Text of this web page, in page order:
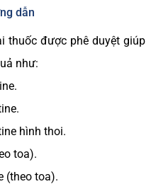
dẫn
thuốc được phê duyệt giúp
như:
hình thoi.
toa).
(theo toa).